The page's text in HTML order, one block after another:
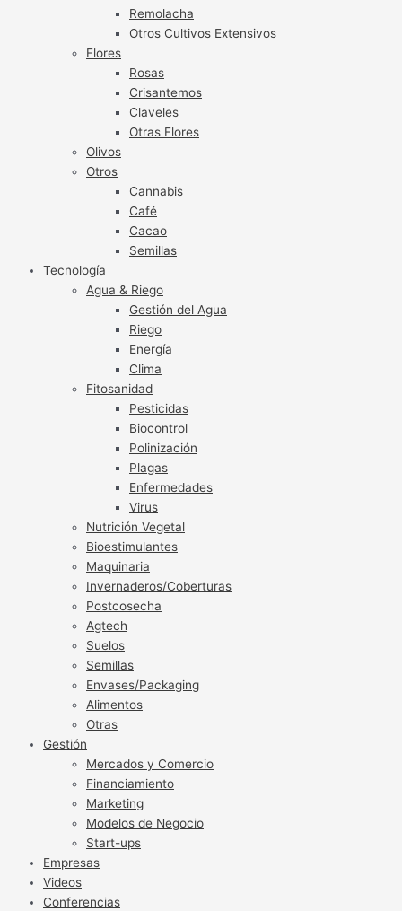
Remolacha
Otros Cultivos Extensivos
Flores
Rosas
Crisantemos
Claveles
Otras Flores
Olivos
Otros
Cannabis
Café
Cacao
Semillas
Tecnología
Agua & Riego
Gestión del Agua
Riego
Energía
Clima
Fitosanidad
Pesticidas
Biocontrol
Polinización
Plagas
Enfermedades
Virus
Nutrición Vegetal
Bioestimulantes
Maquinaria
Invernaderos/Coberturas
Postcosecha
Agtech
Suelos
Semillas
Envases/Packaging
Alimentos
Otras
Gestión
Mercados y Comercio
Financiamiento
Marketing
Modelos de Negocio
Start-ups
Empresas
Videos
Conferencias